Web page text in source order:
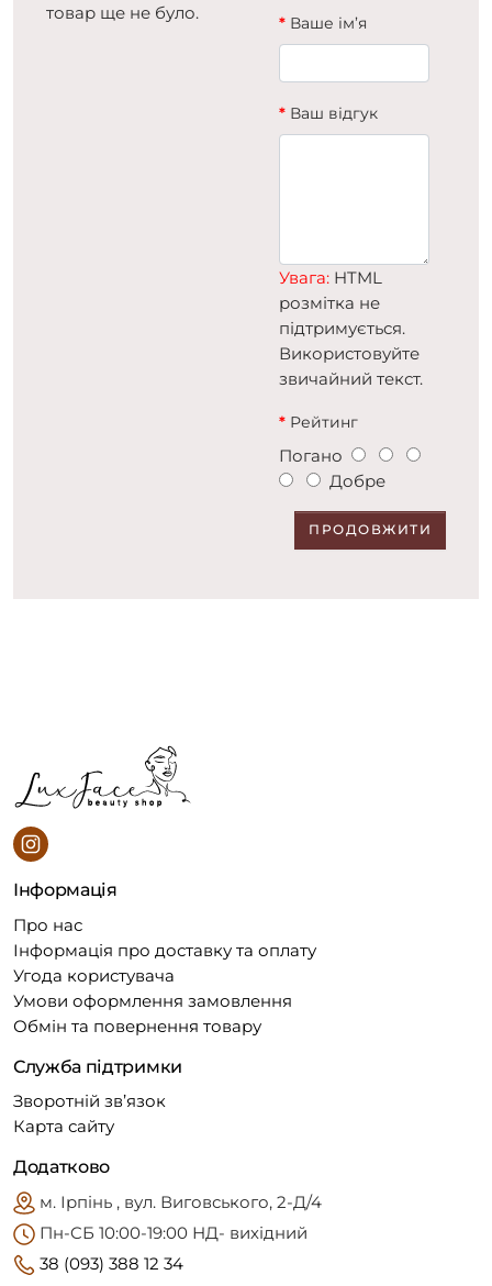
товар ще не було.
Ваше ім’я
Ваш відгук
Увага: HTML
розмітка не
підтримується.
Використовуйте
звичайний текст.
Рейтинг
Погано
Добре
ПРОДОВЖИТИ
Інформація
Про нас
Інформація про доставку та оплату
Угода користувача
Умови оформлення замовлення
Обмін та повернення товару
Служба підтримки
Зворотній зв’язок
Карта сайту
Додатково
м. Ірпінь , вул. Виговського, 2-Д/4
Пн-CБ 10:00-19:00 НД- вихідний
38 (093) 388 12 34